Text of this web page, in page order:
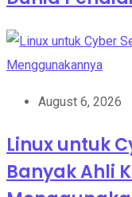
August 6, 2026
Linux untuk
Banyak Ahli